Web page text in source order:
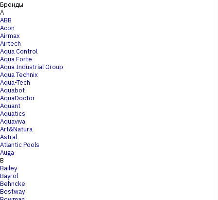
Бренды
A
ABB
Acon
Airmax
Airtech
Aqua Control
Aqua Forte
Aqua Industrial Group
Aqua Technix
Aqua-Tech
Aquabot
AquaDoctor
Aquant
Aquatics
Aquaviva
Art&Natura
Astral
Atlantic Pools
Auga
B
Bailey
Bayrol
Behncke
Bestway